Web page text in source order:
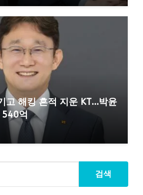
고 해킹 흔적 지운 KT…박윤
억